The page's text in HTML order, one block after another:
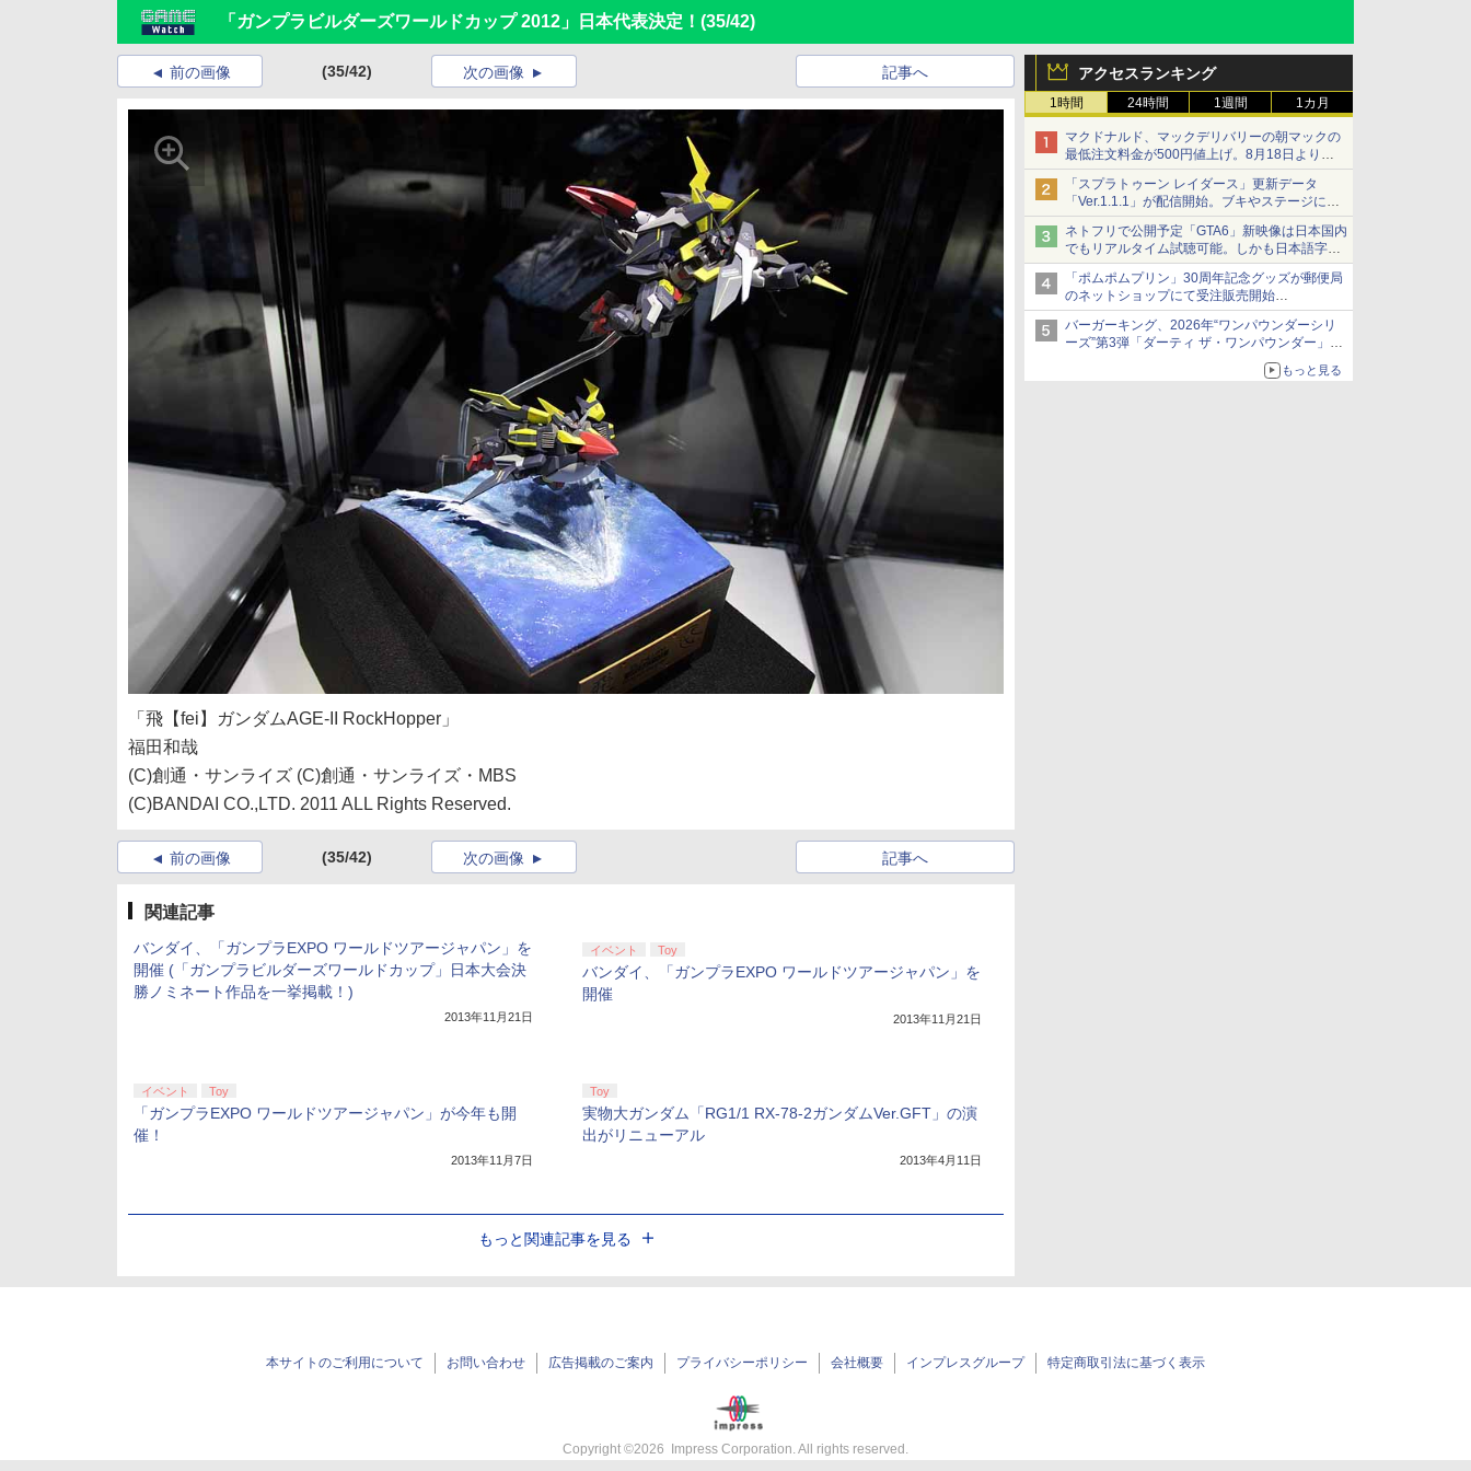
「ガンプラビルダーズワールドカップ 2012」日本代表決定！ (35/42)
アクセスランキング
1時間 24時間 1週間 1カ月
マクドナルド、マックデリバリーの朝マックの
最低注文料金が500円値上げ。8月18日より
1,500円から受付
「スプラトゥーン レイダース」更新データ
「Ver.1.1.1」が配信開始。ブキやステージに関
する不具合を修正
ネトフリで公開予定「GTA6」新映像は日本国内
でもリアルタイム試聴可能。しかも日本語字幕
付き
Netflixから公式回答あり
「ポムポムプリン」30周年記念グッズが郵便局
のネットショップにて受注販売開始
「おもちもちもちクッション」など今年だけの
限定商品が登場
バーガーキング、2026年“ワンパウンダーシリ
ーズ”第3弾「ダーティ ザ・ワンパウンダー」を
「特製ガーリックマヨソース」を使用した超大
もっと見る
前の画像 (35/42) 記事へ
次の画像
「飛【fei】ガンダムAGE-II RockHopper」
福田和哉
(C)創通・サンライズ (C)創通・サンライズ・MBS
(C)BANDAI CO.,LTD. 2011 ALL Rights Reserved.
前の画像 (35/42) 記事へ
次の画像
関連記事
バンダイ、「ガンプラEXPO ワールドツアージャパン」を
開催 (「ガンプラビルダーズワールドカップ」日本大会決
勝ノミネート作品を一挙掲載！)
2013年11月21日
イベント Toy
バンダイ、「ガンプラEXPO ワールドツアージャパン」を
開催
2013年11月21日
イベント Toy
「ガンプラEXPO ワールドツアージャパン」が今年も開
催！
2013年11月7日
Toy
実物大ガンダム「RG1/1 RX-78-2ガンダムVer.GFT」の演
出がリニューアル
2013年4月11日
もっと関連記事を見る
本サイトのご利用について お問い合わせ 広告掲載のご案内 プライバシーポリシー 会社概要 インプレスグループ 特定商取引法に基づく表示
Copyright ©2026 Impress Corporation. All rights reserved.